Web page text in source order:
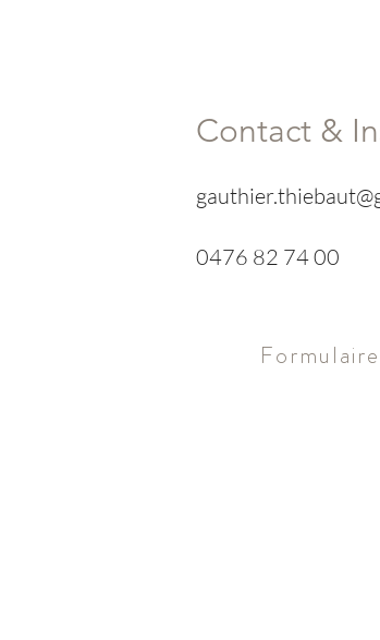
Contact &
0476 82 74 00